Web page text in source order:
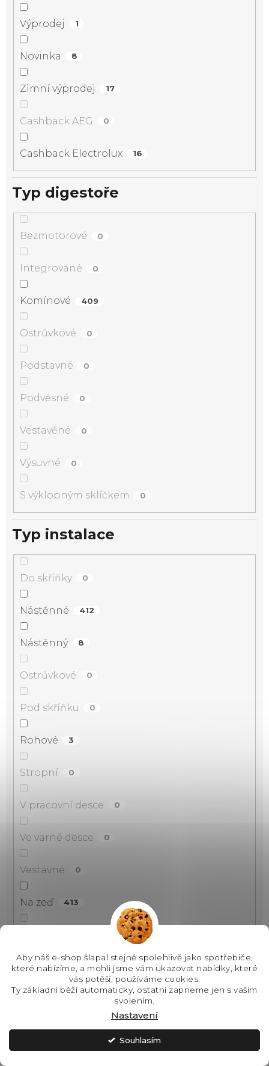
Aby náš e-shop šlapal stejně spolehlivě jako spotřebiče,
které nabízíme, a mohli jsme vám ukazovat nabídky, které
vás potěší, používáme cookies.
Ty základní běží automaticky, ostatní zapneme jen s vaším
svolením.
Nastavení
Souhlasím
Výprodej 1
Novinka 8
Zimní výprodej 17
Cashback AEG 0
Cashback Electrolux 16
Typ digestoře
Bezmotorové 0
Integrované 0
Komínové 409
Ostrůvkové 0
Podstavné 0
Podvěsné 0
Vestavěné 0
Výsuvné 0
S výklopným sklíčkem 0
Typ instalace
Do skříňky 0
Nástěnné 412
Nástěnný 8
Ostrůvkové 0
Pod skříňku 0
Rohové 3
Stropní 0
V pracovní desce 0
Ve varné desce 0
Vestavné 0
Na zeď 413
Nad sporák 0
0